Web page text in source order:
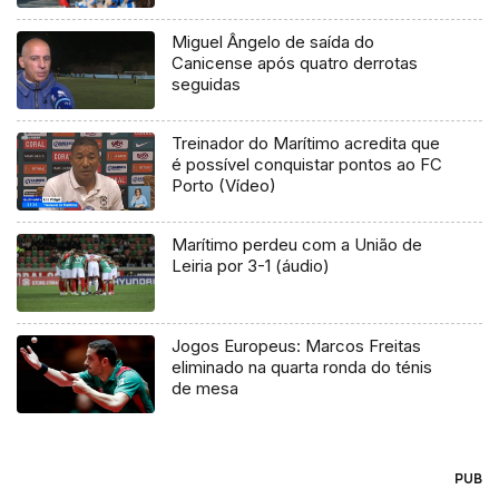
Miguel Ângelo de saída do
Canicense após quatro derrotas
seguidas
Treinador do Marítimo acredita que
é possível conquistar pontos ao FC
Porto (Vídeo)
Marítimo perdeu com a União de
Leiria por 3-1 (áudio)
Jogos Europeus: Marcos Freitas
eliminado na quarta ronda do ténis
de mesa
PUB